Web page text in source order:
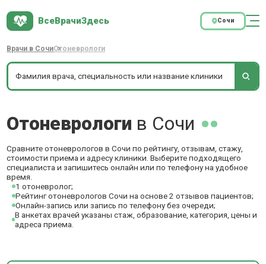
ВсеВрачиЗдесь Сочи
Врачи в СочиОтоневрологи
Отоневрологи в Сочи
Сравните отоневрологов в Сочи по рейтингу, отзывам, стажу,
стоимости приема и адресу клиники. Выберите подходящего
специалиста и запишитесь онлайн или по телефону на удобное
время.
1 отоневролог;
Рейтинг отоневрологов Сочи на основе 2 отзывов пациентов;
Онлайн-запись или запись по телефону без очереди;
В анкетах врачей указаны стаж, образование, категория, цены и
адреса приема.